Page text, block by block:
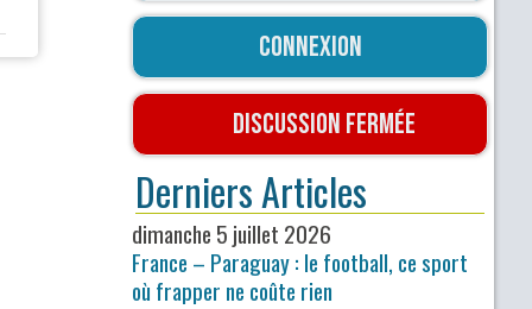
Connexion
Discussion fermée
Derniers Articles
dimanche 5 juillet 2026
France – Paraguay : le football, ce sport
où frapper ne coûte rien